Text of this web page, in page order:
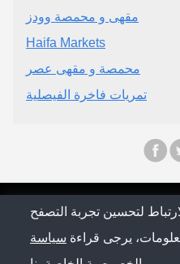
مقهى و محمصة وودز
Haifa Markets
محمصة و مقهى عصر
تمريات فاخرة الفيصلية
© Saudi Arabia
لتحسين تجربة التصفح
يرجى قراءة سياسة